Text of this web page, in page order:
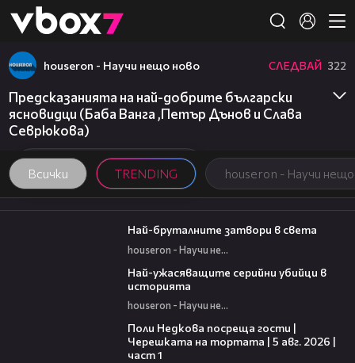
👾
Всички TRENDING houseron - Научи
houseron - Научи нещо ново СЛЕДВАЙ 322
Предсказанията на най-добрите български
ясновидци (Баба Ванга ,Петър Дънов и Слава
Севрюкова)
07:37
Най-бруталните затвори в света
houseron - Научи нещо ново
Най-ужасяващите серийни убийци в
историята
houseron - Научи нещо ново
Поли Недкова посреща гости |
Черешката на тортата | 5 авг. 2026 |
част 1